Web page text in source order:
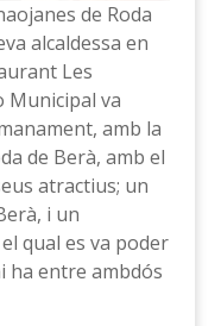
de Roda
alcaldessa en
Les
Municipal va
amb la
de Berà, amb el
atractius; un
i un
qual es va poder
ha entre ambdós